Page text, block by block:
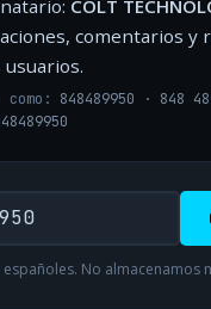
COLT
comentarios y
como: 848489950 · 848
No almacenamos